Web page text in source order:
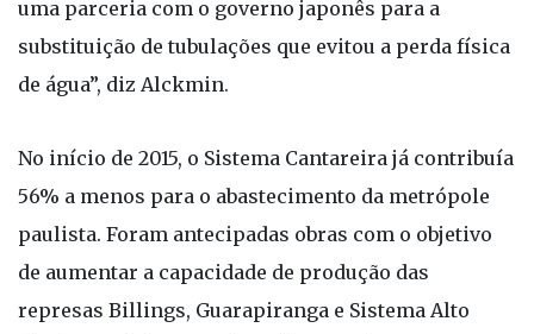
uma parceria com o governo japonês para a
substituição de tubulações que evitou a perda física
de água”, diz Alckmin.
No início de 2015, o Sistema Cantareira já contribuía
56% a menos para o abastecimento da metrópole
paulista. Foram antecipadas obras com o objetivo
de aumentar a capacidade de produção das
represas Billings, Guarapiranga e Sistema Alto